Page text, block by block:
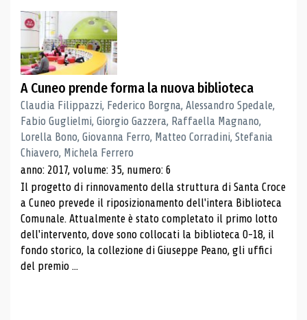
A Cuneo prende forma la nuova biblioteca
Claudia Filippazzi, Federico Borgna, Alessandro Spedale,
Fabio Guglielmi, Giorgio Gazzera, Raffaella Magnano,
Lorella Bono, Giovanna Ferro, Matteo Corradini, Stefania
Chiavero, Michela Ferrero
anno: 2017, volume: 35, numero: 6
Il progetto di rinnovamento della struttura di Santa Croce
a Cuneo prevede il riposizionamento dell'intera Biblioteca
Comunale. Attualmente è stato completato il primo lotto
dell'intervento, dove sono collocati la biblioteca 0-18, il
fondo storico, la collezione di Giuseppe Peano, gli uffici
del premio ...